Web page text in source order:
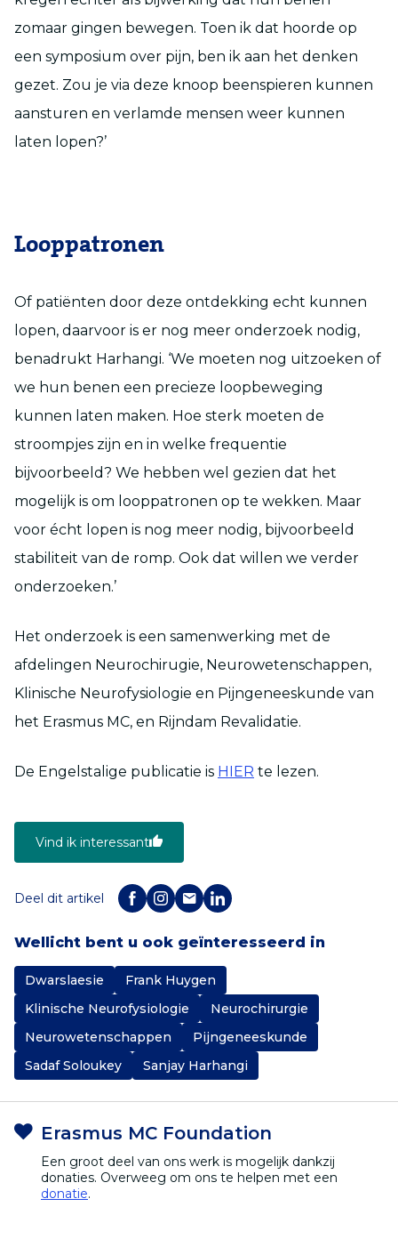
zomaar gingen bewegen. Toen ik dat hoorde op
een symposium over pijn, ben ik aan het denken
gezet. Zou je via deze knoop beenspieren kunnen
aansturen en verlamde mensen weer kunnen
laten lopen?’
Looppatronen
Of patiënten door deze ontdekking echt kunnen
lopen, daarvoor is er nog meer onderzoek nodig,
benadrukt Harhangi. ‘We moeten nog uitzoeken of
we hun benen een precieze loopbeweging
kunnen laten maken. Hoe sterk moeten de
stroompjes zijn en in welke frequentie
bijvoorbeeld? We hebben wel gezien dat het
mogelijk is om looppatronen op te wekken. Maar
voor écht lopen is nog meer nodig, bijvoorbeeld
stabiliteit van de romp. Ook dat willen we verder
onderzoeken.’
Het onderzoek is een samenwerking met de
afdelingen Neurochirugie, Neurowetenschappen,
Klinische Neurofysiologie en Pijngeneeskunde van
het Erasmus MC, en Rijndam Revalidatie.
De Engelstalige publicatie is HIER te lezen.
Vind ik interessant
Deel dit artikel
Wellicht bent u ook geïnteresseerd in
Dwarslaesie
Frank Huygen
Klinische Neurofysiologie
Neurochirurgie
Neurowetenschappen
Pijngeneeskunde
Sadaf Soloukey
Sanjay Harhangi
Erasmus MC Foundation
Een groot deel van ons werk is mogelijk dankzij
donaties. Overweeg om ons te helpen met een
donatie.